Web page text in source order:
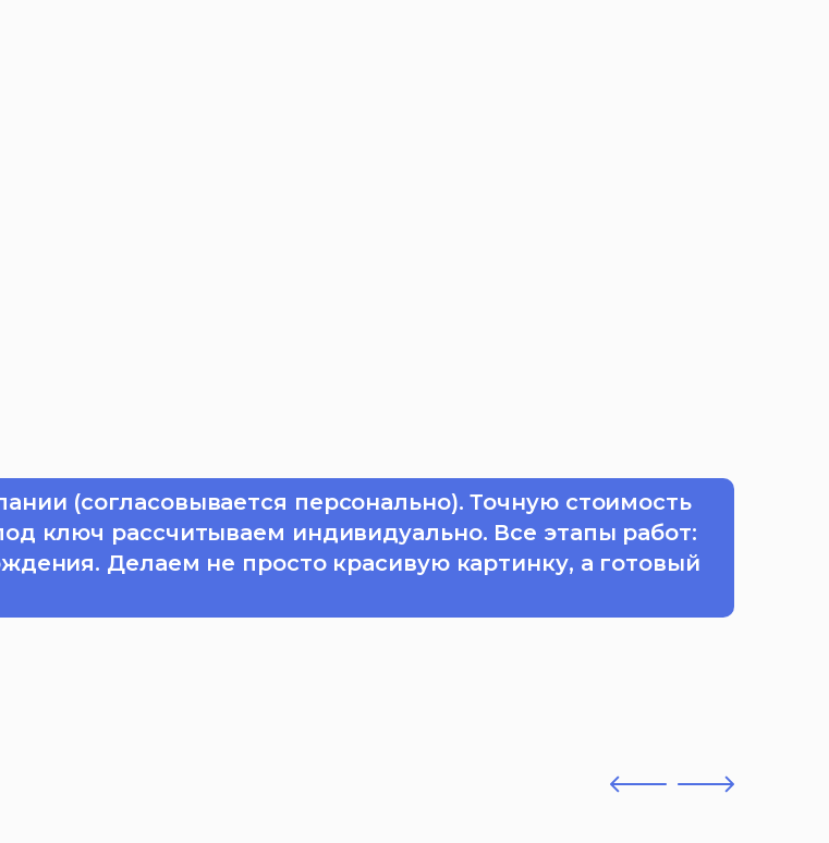
(согласовывается персонально). Точную стоимость
ключ рассчитываем индивидуально. Все этапы работ:
Делаем не просто красивую картинку, а готовый